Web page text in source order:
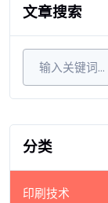
文章搜索
分类
印刷技术